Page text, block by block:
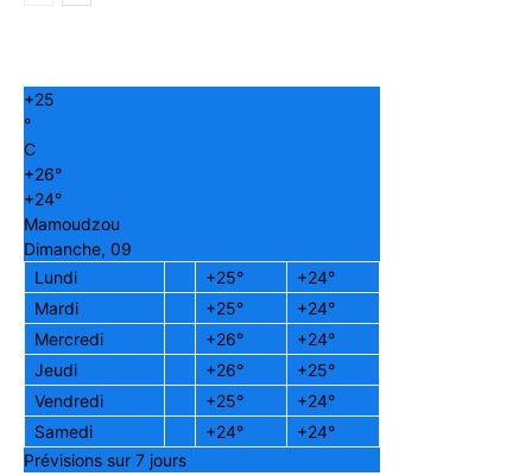
+25
°
C
+26°
+24°
Mamoudzou
Dimanche, 09
Lundi
+25° +24°
Mardi
+25° +24°
Mercredi
+26° +24°
Jeudi
+26° +25°
Vendredi
+25° +24°
Samedi
+24° +24°
Prévisions sur 7 jours